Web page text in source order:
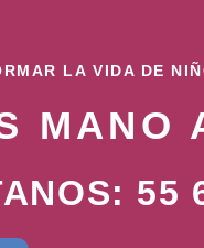
LA VIDA DE
MANO
55